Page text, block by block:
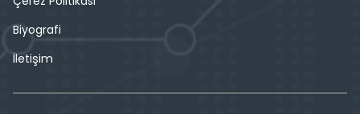
Biyografi
İletişim